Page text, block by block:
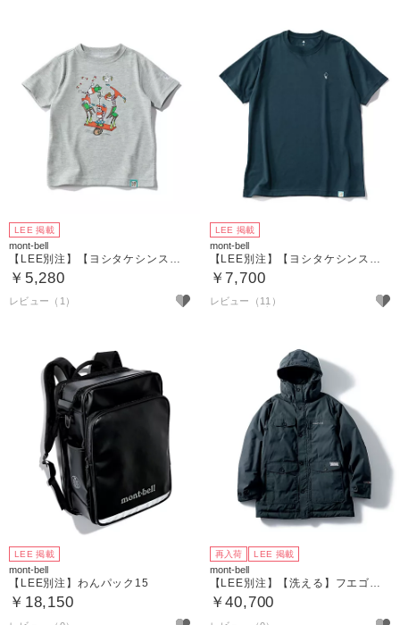
LEE 掲載
mont-bell
【LEE別注】【ヨシタケシンスケさんコラボ】【洗える】【吸水速乾】【UVカット】【消臭】「こどもをあのてこのてでたのしませるT」キッズ用
￥5,280
レビュー（1）
LEE 掲載
mont-bell
【LEE別注】【ヨシタケシンスケさんコラボ】【洗える】【吸水速乾】【UVカット】【消臭】「いろんなおしごとおうえんT」大人用
￥7,700
レビュー（11）
LEE 掲載
mont-bell
【LEE別注】わんパック15
￥18,150
再入荷 LEE 掲載
mont-bell
【LEE別注】【洗える】フエゴカントリーダウンパーカ
￥40,700